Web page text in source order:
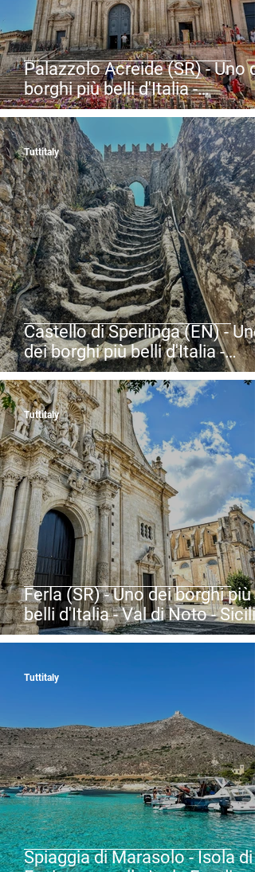
Palazzolo Acreide (SR) - Uno
borghi più belli d'Italia -
Patrimonio UNESCO - Val di
- Sicilia
Castello di Sperlinga (EN) - Uno
dei borghi più belli d'Italia -
Museo della Civiltà Contadina -
Sicilia
Tuttitaly
Ferla (SR) - Uno dei borghi più
belli d'Italia - Val di Noto - Sicilia
Tuttitaly
Spiaggia di Marasolo - Isola di
Tuttitaly